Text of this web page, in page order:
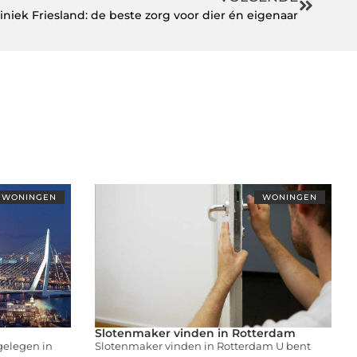
Friesland: de beste zorg voor dier én eigenaar
WONINGEN
in
WONINGEN
Slotenmaker vinden in Rotterdam
Slotenmaker vinden in Rotterdam U bent